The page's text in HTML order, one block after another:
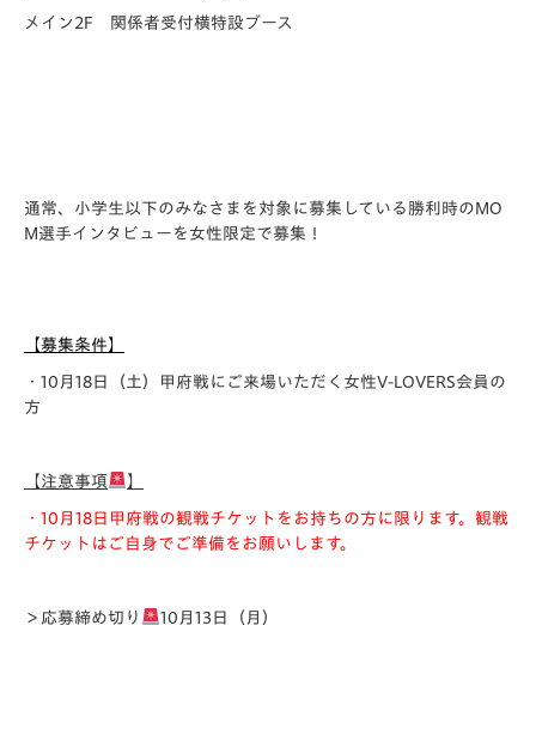
メイン2F 関係者受付横特設ブース
通常、小学生以下のみなさまを対象に募集している勝利時のMO
M選手インタビューを女性限定で募集！
【募集条件】
・10月18日（土）甲府戦にご来場いただく女性V-LOVERS会員の
方
【注意事項 】
・10月18日甲府戦の観戦チケットをお持ちの方に限ります。観戦
チケットはご自身でご準備をお願いします。
＞応募締め切り 10月13日（月）